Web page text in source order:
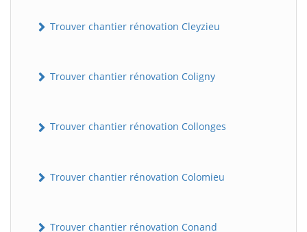
Trouver chantier rénovation Cleyzieu
Trouver chantier rénovation Coligny
Trouver chantier rénovation Collonges
Trouver chantier rénovation Colomieu
Trouver chantier rénovation Conand
BatiWebPro